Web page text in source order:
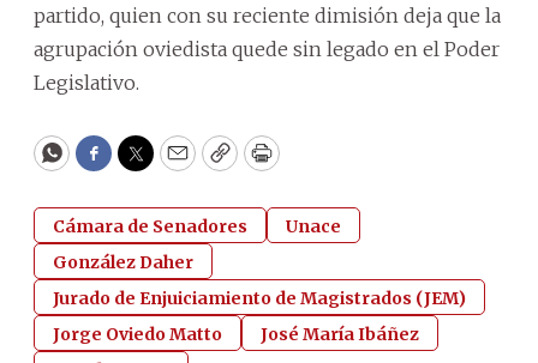
partido, quien con su reciente dimisión deja que la
agrupación oviedista quede sin legado en el Poder
Legislativo.
WhatsApp
Facebook
Twitter
EmailCopyPrint
Cámara de Senadores
Unace
González Daher
Jurado de Enjuiciamiento de Magistrados (JEM)
Jorge Oviedo Matto
José María Ibáñez